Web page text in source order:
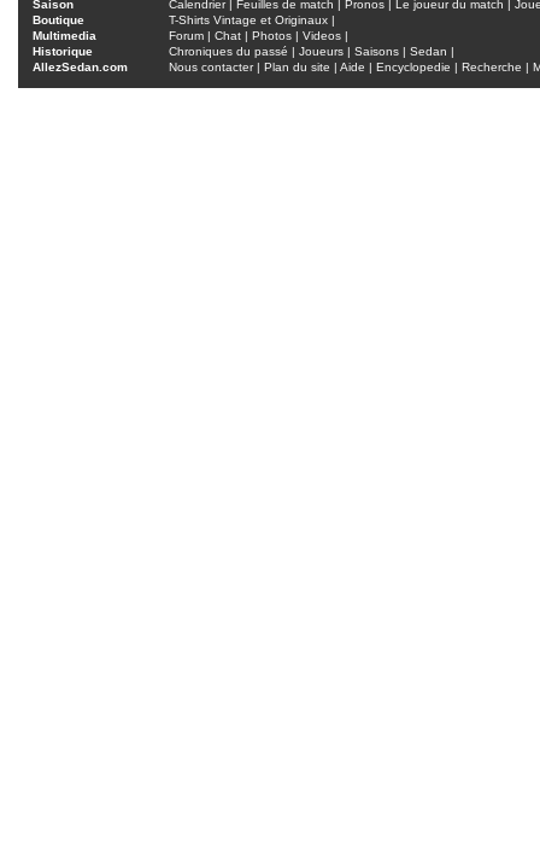
Saison Calendrier| Feuilles de match Pronos Le joueur du match
Boutique
T-Shirts Vintage et Originaux |
Multimedia
Forum | Chat | Photos | Videos |
Historique
Chroniques du passé | Joueurs | Saisons | Sedan |
AllezSedan.com
Nous contacter| Plan du site | Aide | Encyclopedie | Recherche |